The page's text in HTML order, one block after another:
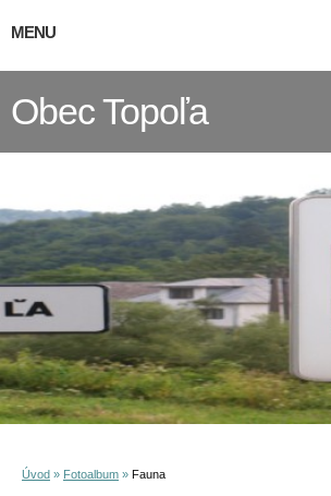
Obec Topoľa
Úvod » Fotoalbum » Fauna
MENU